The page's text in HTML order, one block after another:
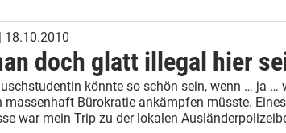
| 18.10.2010
doch glatt illegal hier
könnte so schön sein, wenn … ja …
Bürokratie ankämpfen müsste.
war mein Trip zu der lokalen